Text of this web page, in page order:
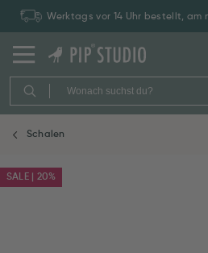
Werktags vor 14 Uhr bestellt, am
Schalen
SALE | 20%